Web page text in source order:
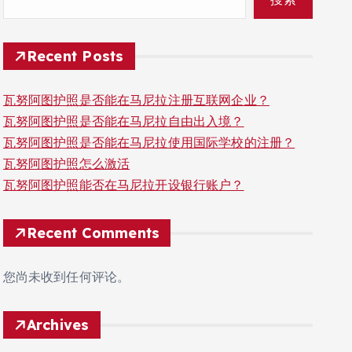
Recent Posts
瓦努阿图护照是否能在马尼拉注册互联网企业？
瓦努阿图护照是否能在马尼拉自由出入境？
瓦努阿图护照是否能在马尼拉使用国际学校的注册？
瓦努阿图护照怎么激活
瓦努阿图护照能否在马尼拉开设银行账户？
Recent Comments
您尚未收到任何评论。
Archives